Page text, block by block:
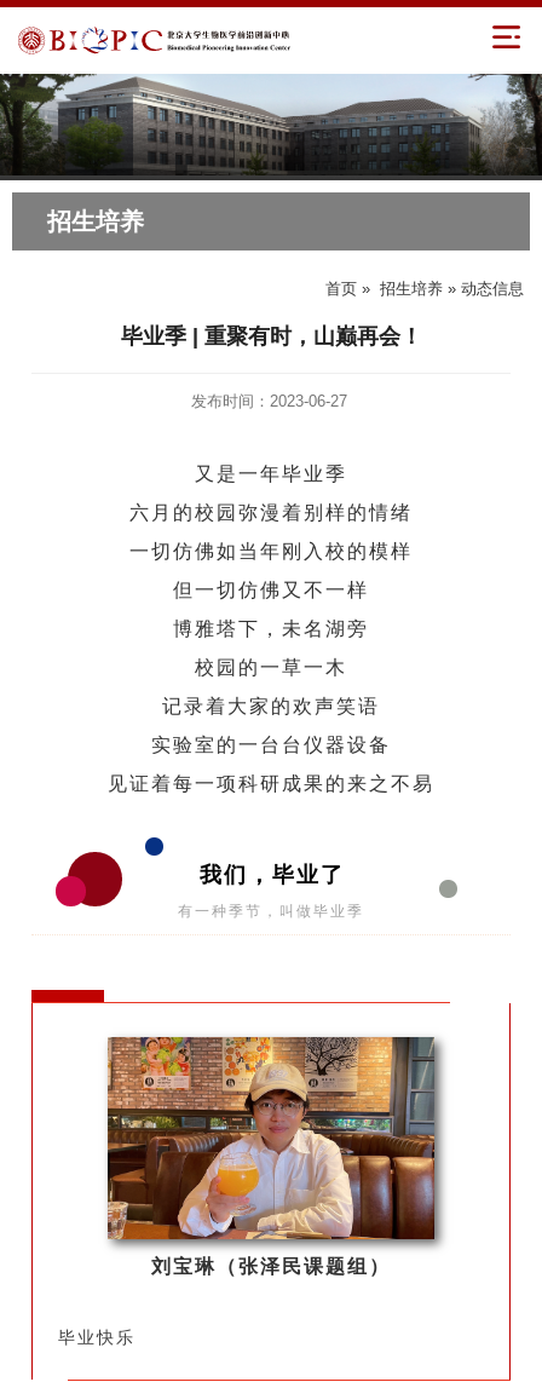
招生培养
首页 » 招生培养 » 动态信息
毕业季 | 重聚有时，山巅再会！
发布时间：2023-06-27
又是一年毕业季
六月的校园弥漫着别样的情绪
一切仿佛如当年刚入校的模样
但一切仿佛又不一样
博雅塔下，未名湖旁
校园的一草一木
记录着大家的欢声笑语
实验室的一台台仪器设备
见证着每一项科研成果的来之不易
我们，毕业了
有一种季节，叫做毕业季
刘宝琳（张泽民课题组）
毕业快乐